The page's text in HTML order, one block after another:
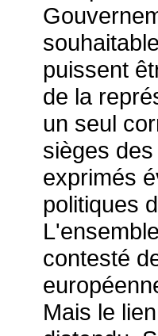
puissent
de la
un seul
sièges
exprimés
politiques
contesté
Mais le